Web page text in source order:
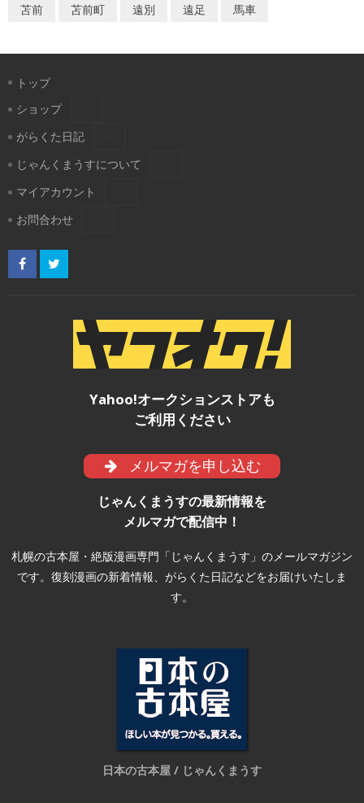
苫前
苫前町 遠別 遠足 馬車
トップ
ショップ
がらくた日記
じゃんくまうすについて
マイアカウント
お問合わせ
Yahoo!オークションストアも
ご利用ください
メルマガを申し込む
じゃんくまうすの最新情報を
メルマガで配信中！
札幌の古本屋・絶版漫画専門「じゃんくまうす」のメールマガジン
です。復刻漫画の新着情報、がらくた日記などをお届けいたしま
す。
日本の古本屋 / じゃんくまうす